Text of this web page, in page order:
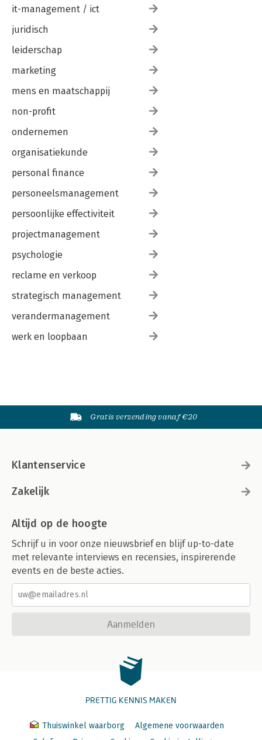
it-management / ict
juridisch
leiderschap
marketing
mens en maatschappij
non-profit
ondernemen
organisatiekunde
personal finance
personeelsmanagement
persoonlijke effectiviteit
projectmanagement
psychologie
reclame en verkoop
strategisch management
verandermanagement
werk en loopbaan
Gratis verzending vanaf €20
Klantenservice
Zakelijk
Altijd op de hoogte
Schrijf u in voor onze nieuwsbrief en blijf up-to-date
met relevante interviews en recensies, inspirerende
events en de beste acties.
Aanmelden
PRETTIG KENNIS MAKEN
Thuiswinkel waarborg
Algemene voorwaarden